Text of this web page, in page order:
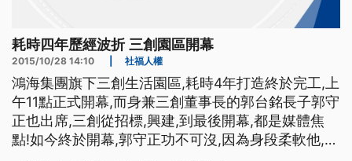
耗時四年歷經波折 三創園區開幕
2015/10/28 14:10 社福人權
鴻海集團旗下三創生活園區,耗時4年打造終於完工,上
午11點正式開幕,而身兼三創董事長的郭台銘長子郭守
正也出席,三創從招標,興建,到最後開幕,都是媒體焦
點!如今終於開幕,郭守正功不可沒,因為身段柔軟他,數